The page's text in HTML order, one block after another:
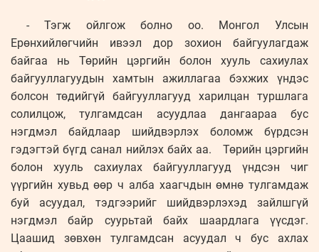
- Тэгж ойлгож болно оо. Монгол Улсын
Ерөнхийлөгчийн ивээл дор зохион байгуулагдаж
байгаа нь Төрийн цэргийн болон хууль сахиулах
байгууллагуудын хамтын ажиллагаа бэхжих үндэс
болсон төдийгүй байгууллагууд харилцан туршлага
солилцож, тулгамдсан асуудлаа дангаараа бус
нэгдмэл байдлаар шийдвэрлэх боломж бүрдсэн
гэдэгтэй бүгд санал нийлэх байх аа. Төрийн цэргийн
болон хууль сахиулах байгууллагууд үндсэн чиг
үүргийн хувьд өөр ч алба хаагчдын өмнө тулгамдаж
буй асуудал, тэдгээрийг шийдвэрлэхэд зайлшгүй
нэгдмэл байр суурьтай байх шаардлага үүсдэг.
Цаашид зөвхөн тулгамдсан асуудал ч бус ахлах